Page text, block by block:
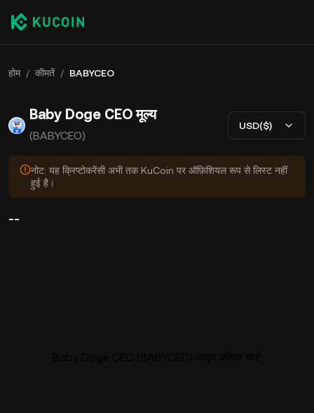
होम / कीमतें / BABYCEO
Baby Doge CEO मूल्य
(BABYCEO)
USD($)
नोट: यह क्रिप्टोकरेंसी अभी तक KuCoin पर ऑफ़िशियल रूप से लिस्ट नहीं
हुई है।
--